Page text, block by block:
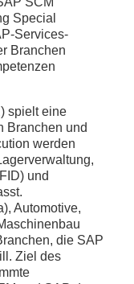
Special
Services-
Branchen
spielt eine
Branchen und
werden
und
Automotive,
die SAP
Ziel des